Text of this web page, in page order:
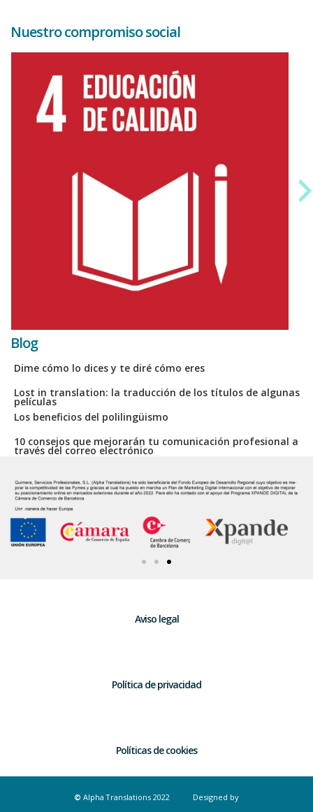
Nuestro compromiso social
Blog
Dime cómo lo dices y te diré cómo eres
Lost in translation: la traducción de los títulos de algunas
películas
Los beneficios del polilingüismo
10 consejos que mejorarán tu comunicación profesional a
través del correo electrónico
Aviso legal
Política de privacidad
Políticas de cookies
© Alpha Translations 2022 Designed by